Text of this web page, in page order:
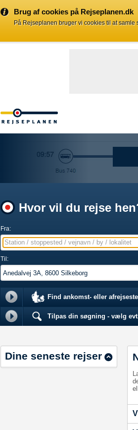
Brug af cookies på Rejseplanen.dk
På Rejseplanen bruger vi cookies til at
Hvor vil du rejse
Fra:
Station / stoppested / vejnavn / by / lokalitet
Til:
Find ankomst- eller
Tilpas din søgning - vælg
Dine seneste rejser